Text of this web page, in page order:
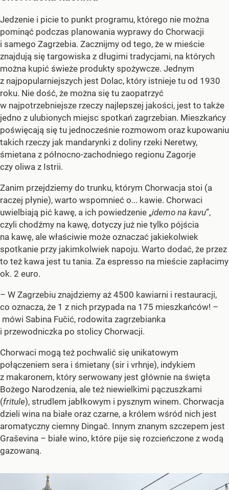
Jedzenie i picie to punkt programu, którego nie można
pominąć podczas planowania wyprawy do Chorwacji
i samego Zagrzebia. Zacznijmy od tego, że w mieście
znajdują się targowiska z długimi tradycjami, na których
można kupić świeże produkty spożywcze. Jednym
z najpopularniejszych jest Dolac, który istnieje tu od 1930
roku. Nie dość, że można się tu zaopatrzyć
w najpotrzebniejsze rzeczy najlepszej jakości, jest to także
jedno z ulubionych miejsc spotkań zagrzebian. Mieszkańcy
poświęcają się tu jednocześnie rozmowom oraz kupowaniu
takich rzeczy jak mandarynki z doliny rzeki Neretwy,
śmietana z północno-zachodniego regionu Zagorje
czy oliwa z Istrii.
Zanim przejdziemy do trunku, którym Chorwacja stoi (a
raczej płynie), warto wspomnieć o... kawie. Chorwaci
uwielbiają pić kawę, a ich powiedzenie „idemo na kavu”,
czyli chodźmy na kawę, dotyczy już nie tylko pójścia
na kawę, ale właściwie może oznaczać jakiekolwiek
spotkanie przy jakimkolwiek napoju. Warto dodać, że przez
to też kawa jest tu tania. Za espresso na mieście zapłacimy
ok. 2 euro.
– W Zagrzebiu znajdziemy aż 4500 kawiarni i restauracji,
co oznacza, że 1 z nich przypada na 175 mieszkańców! –
mówi Sabina Fučić, rodowita zagrzebianka
i przewodniczka po stolicy Chorwacji.
Chorwaci mogą też pochwalić się unikatowym
połączeniem sera i śmietany (sir i vrhnje), indykiem
z makaronem, który serwowany jest głównie na święta
Bożego Narodzenia, ale też niewielkimi pączuszkami
(fritule), strudlem jabłkowym i pysznym winem. Chorwacja
dzieli wina na białe oraz czarne, a królem wśród nich jest
aromatyczny ciemny Dingač. Innym znanym szczepem jest
Graševina – białe wino, które pije się rozcieńczone z wodą
gazowaną.